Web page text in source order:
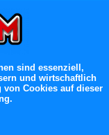
sind essenziell,
und wirtschaftlich
von Cookies auf dieser